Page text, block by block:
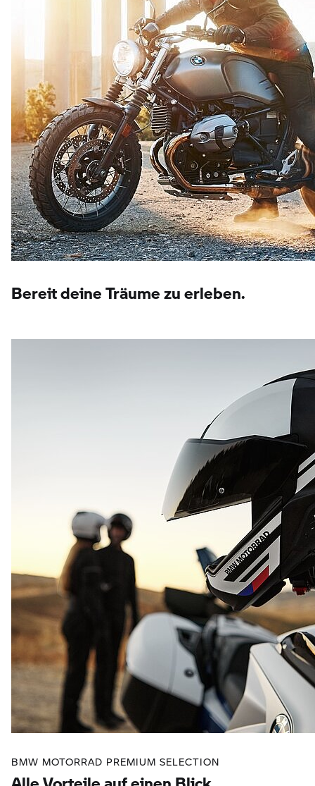
Bereit deine Träume zu erleben.
BMW MOTORRAD PREMIUM SELECTION